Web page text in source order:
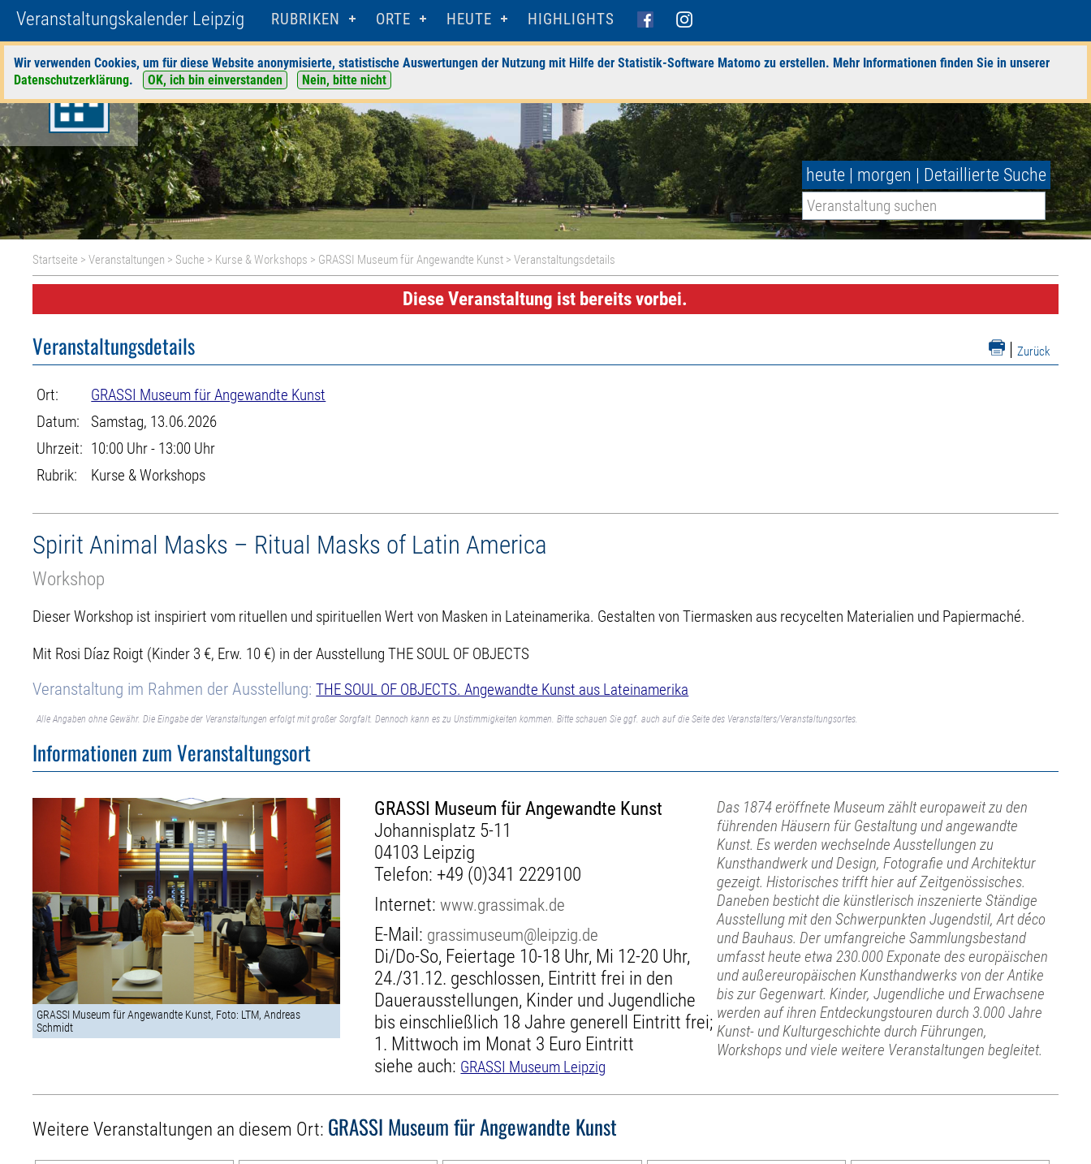
Veranstaltungskalender Leipzig RUBRIKEN ORTE HEUTE HIGHLIGHTS
Wir verwenden Cookies, um für diese Website anonymisierte, statistische Auswertungen der Nutzung mit Hilfe der Statistik-Software Matomo zu erstellen. Mehr Informationen finden Sie in unserer
Datenschutzerklärung. OK, ich bin einverstanden Nein, bitte nicht
heute | morgen | Detaillierte Suche
Startseite >Veranstaltungen > Suche > Kurse & Workshops > GRASSI Museum für Angewandte Kunst > Veranstaltungsdetails
Diese Veranstaltung ist bereits vorbei.
| Zurück
Veranstaltungsdetails
Ort:
GRASSI Museum für Angewandte Kunst
Datum:
Samstag, 13.06.2026
Uhrzeit: 10:00 Uhr - 13:00 Uhr
Rubrik:
Kurse & Workshops
Spirit Animal Masks – Ritual Masks of Latin America
Workshop
Dieser Workshop ist inspiriert vom rituellen und spirituellen Wert von Masken in Lateinamerika. Gestalten von Tiermasken aus recycelten Materialien und Papiermaché.
Mit Rosi Díaz Roigt (Kinder 3 €, Erw. 10 €) in der Ausstellung THE SOUL OF OBJECTS
Veranstaltung im Rahmen der Ausstellung:THE SOUL OF OBJECTS. Angewandte Kunst aus Lateinamerika
Alle Angaben ohne Gewähr. Die Eingabe der Veranstaltungen erfolgt mit großer Sorgfalt. Dennoch kann es zu Unstimmigkeiten kommen. Bitte schauen Sie ggf. auch auf die Seite des Veranstalters/Veranstaltungsortes.
Informationen zum Veranstaltungsort
GRASSI Museum für Angewandte Kunst, Foto: LTM, Andreas
Schmidt
GRASSI Museum für Angewandte Kunst
Johannisplatz 5-11
04103 Leipzig
Telefon: +49 (0)341 2229100
Internet:www.grassimak.de
E-Mail: grassimuseum@leipzig.de
Di/Do-So, Feiertage 10-18 Uhr, Mi 12-20 Uhr,
24./31.12. geschlossen, Eintritt frei in den
Dauerausstellungen, Kinder und Jugendliche
bis einschließlich 18 Jahre generell Eintritt frei;
1. Mittwoch im Monat 3 Euro Eintritt
siehe auch: GRASSI Museum Leipzig
Das 1874 eröffnete Museum zählt europaweit zu den
führenden Häusern für Gestaltung und angewandte
Kunst. Es werden wechselnde Ausstellungen zu
Kunsthandwerk und Design, Fotografie und Architektur
gezeigt. Historisches trifft hier auf Zeitgenössisches.
Daneben besticht die künstlerisch inszenierte Ständige
Ausstellung mit den Schwerpunkten Jugendstil, Art déco
und Bauhaus. Der umfangreiche Sammlungsbestand
umfasst heute etwa 230.000 Exponate des europäischen
und außereuropäischen Kunsthandwerks von der Antike
bis zur Gegenwart. Kinder, Jugendliche und Erwachsene
werden auf ihren Entdeckungstouren durch 3.000 Jahre
Kunst- und Kulturgeschichte durch Führungen,
Workshops und viele weitere Veranstaltungen begleitet.
Weitere Veranstaltungen an diesem Ort: GRASSI Museum für Angewandte Kunst